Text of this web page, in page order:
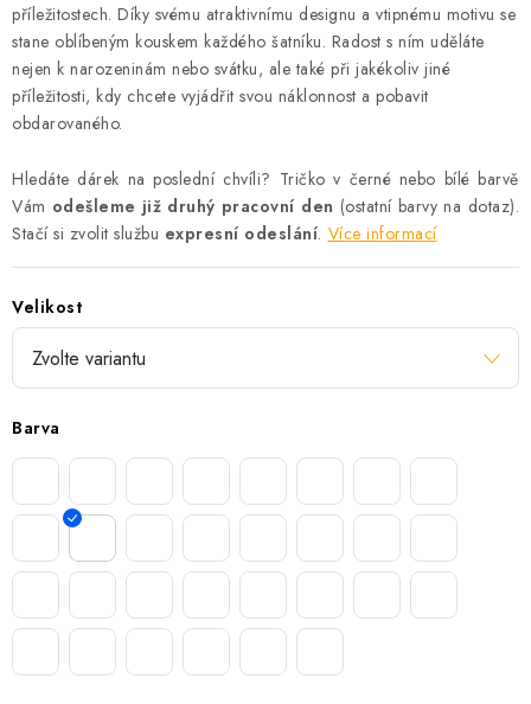
příležitostech. Díky svému atraktivnímu designu a vtipnému motivu se
stane oblíbeným kouskem každého šatníku. Radost s ním uděláte
nejen k narozeninám nebo svátku, ale také při jakékoliv jiné
příležitosti, kdy chcete vyjádřit svou náklonnost a pobavit
obdarovaného.
Hledáte dárek na poslední chvíli? Tričko v černé nebo bílé barvě
Vám odešleme již druhý pracovní den (ostatní barvy na dotaz).
Stačí si zvolit službu expresní odeslání. Více informací
Velikost
Barva